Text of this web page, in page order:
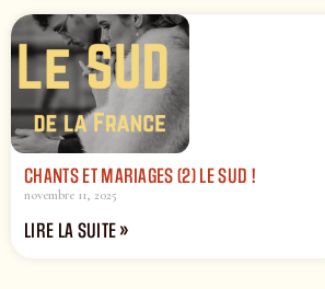
CHANTS ET MARIAGES (2) LE SUD !
novembre 11, 2025
LIRE LA SUITE »